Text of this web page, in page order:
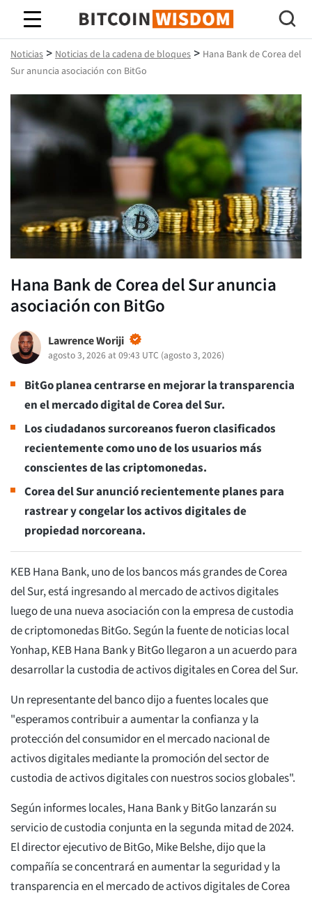
Sabiduría de Bitcoin
Noticias > Noticias de la cadena de bloques > Hana Bank de Corea del
Sur anuncia asociación con BitGo
Hana Bank de Corea del Sur anuncia
asociación con BitGo
Lawrence Woriji
agosto 3, 2026 at 09:43 UTC (agosto 3, 2026)
BitGo planea centrarse en mejorar la transparencia
en el mercado digital de Corea del Sur.
Los ciudadanos surcoreanos fueron clasificados
recientemente como uno de los usuarios más
conscientes de las criptomonedas.
Corea del Sur anunció recientemente planes para
rastrear y congelar los activos digitales de
propiedad norcoreana.
KEB Hana Bank, uno de los bancos más grandes de Corea
del Sur, está ingresando al mercado de activos digitales
luego de una nueva asociación con la empresa de custodia
de criptomonedas BitGo. Según la fuente de noticias local
Yonhap, KEB Hana Bank y BitGo llegaron a un acuerdo para
desarrollar la custodia de activos digitales en Corea del Sur.
Un representante del banco dijo a fuentes locales que
"esperamos contribuir a aumentar la confianza y la
protección del consumidor en el mercado nacional de
activos digitales mediante la promoción del sector de
custodia de activos digitales con nuestros socios globales".
Según informes locales, Hana Bank y BitGo lanzarán su
servicio de custodia conjunta en la segunda mitad de 2024.
El director ejecutivo de BitGo, Mike Belshe, dijo que la
compañía se concentrará en aumentar la seguridad y la
transparencia en el mercado de activos digitales de Corea